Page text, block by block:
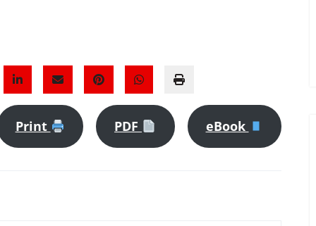
Print PDF eBook